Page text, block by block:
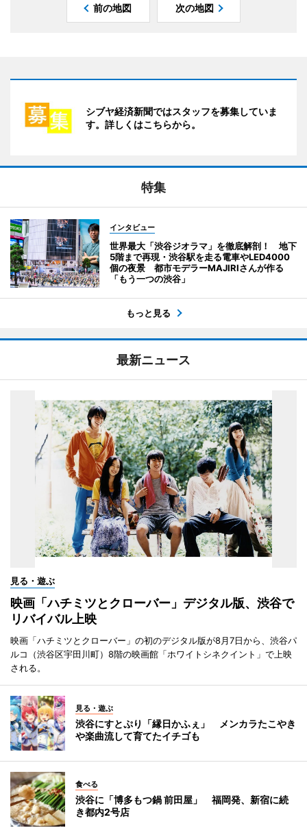
前の地図 次の地図
シブヤ経済新聞ではスタッフを募集していま
す。詳しくはこちらから。
特集
インタビュー
世界最大「渋谷ジオラマ」を徹底解剖！ 地下
5階まで再現・渋谷駅を走る電車やLED4000
個の夜景 都市モデラーMAJIRIさんが作る
「もう一つの渋谷」
もっと見る
最新ニュース
見る・遊ぶ
映画「ハチミツとクローバー」デジタル版、渋谷で
リバイバル上映
映画「ハチミツとクローバー」の初のデジタル版が8月7日から、渋谷パ
ルコ（渋谷区宇田川町）8階の映画館「ホワイトシネクイント」で上映
される。
見る・遊ぶ
渋谷にすとぷり「縁日かふぇ」 メンカラたこやき
や楽曲流して育てたイチゴも
食べる
渋谷に「博多もつ鍋 前田屋」 福岡発、新宿に続
き都内2号店